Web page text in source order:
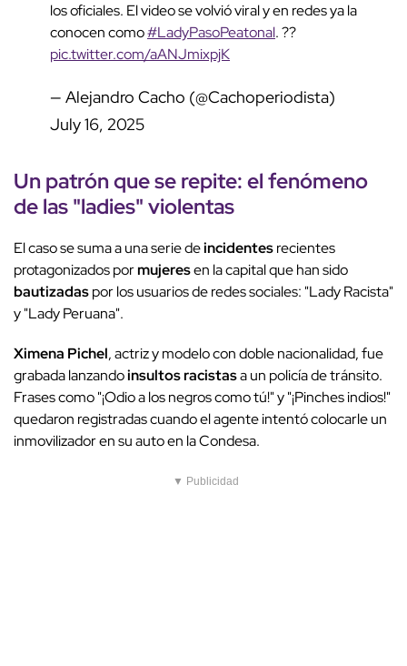
los oficiales. El video se volvió viral y en redes ya la
conocen como#LadyPasoPeatonal. ??
pic.twitter.com/aANJmixpjK
— Alejandro Cacho (@Cachoperiodista)
July 16, 2025
Un patrón que se repite: el fenómeno
de las "ladies" violentas
El caso se suma a una serie deincidentesrecientes
protagonizados pormujeresen la capital que han sido
bautizadaspor los usuarios de redes sociales: "Lady Racista"
y "Lady Peruana".
Ximena Pichel, actriz y modelo con doble nacionalidad, fue
grabada lanzandoinsultosracistasa un policía de tránsito.
Frases como "¡Odio a los negros como tú!" y "¡Pinches indios!"
quedaron registradas cuando el agente intentó colocarle un
inmovilizador en su auto en la Condesa.
▼ Publicidad